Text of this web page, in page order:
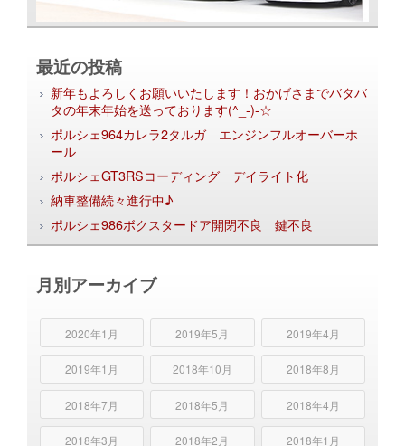
最近の投稿
新年もよろしくお願いいたします！おかげさまでバタバ
タの年末年始を送っております(^_-)-☆
ポルシェ964カレラ2タルガ エンジンフルオーバーホ
ール
ポルシェGT3RSコーディング デイライト化
納車整備続々進行中♪
ポルシェ986ボクスタードア開閉不良 鍵不良
月別アーカイブ
2020年1月 2019年5月 2019年4月
2019年1月 2018年10月 2018年8月
2018年7月 2018年5月 2018年4月
2018年3月 2018年2月 2018年1月